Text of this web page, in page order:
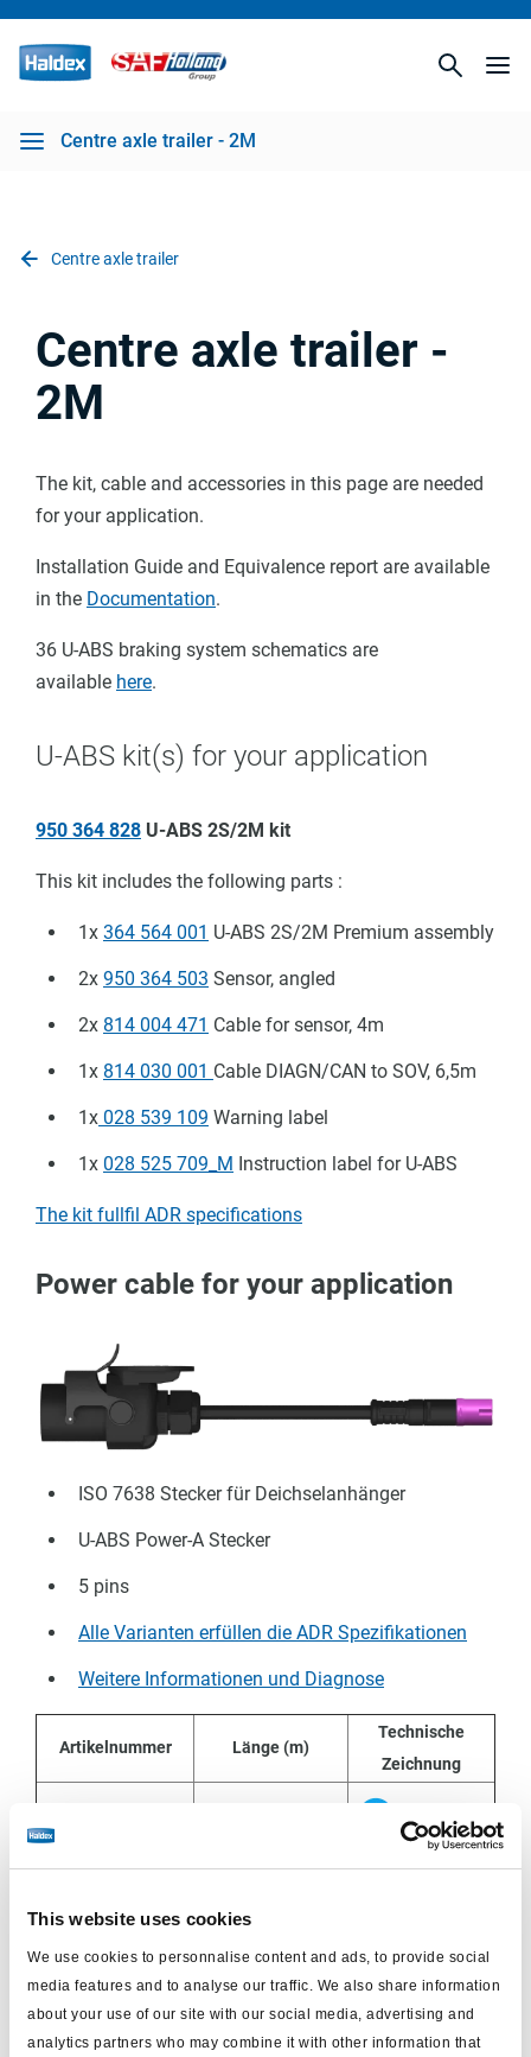
This website uses cookies
We use cookies to personnalise content and ads, to provide social
media features and to analyse our traffic. We also share information
about your use of our site with our social media, advertising and
analytics partners who may combine it with other information that
Centre axle trailer - 2M
Centre axle trailer
Centre axle trailer -
2M
The kit, cable and accessories in this page are needed
for your application.
Installation Guide and Equivalence report are available
in the Documentation.
36 U-ABS braking system schematics are
available here.
U-ABS kit(s) for your application
950 364 828 U-ABS 2S/2M kit
This kit includes the following parts :
1x 364 564 001 U-ABS 2S/2M Premium assembly
2x 950 364 503 Sensor, angled
2x 814 004 471 Cable for sensor, 4m
1x 814 030 001 Cable DIAGN/CAN to SOV, 6,5m
1x 028 539 109 Warning label
1x 028 525 709_M Instruction label for U-ABS
The kit fullfil ADR specifications
Power cable for your application
ISO 7638 Stecker für Deichselanhänger
U-ABS Power-A Stecker
5 pins
Alle Varianten erfüllen die ADR Spezifikationen
Weitere Informationen und Diagnose
Artikelnummer Länge (m)
Technische
Zeichnung
Zusätzliche Teile für die Nachrüstung
Das MGX MCER-Ventil beinhaltet ursprünglich die
automatische Notbremsfunktion. Wenn Sie ein neues